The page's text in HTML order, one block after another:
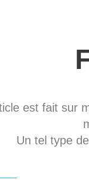
est fait sur
Un tel type